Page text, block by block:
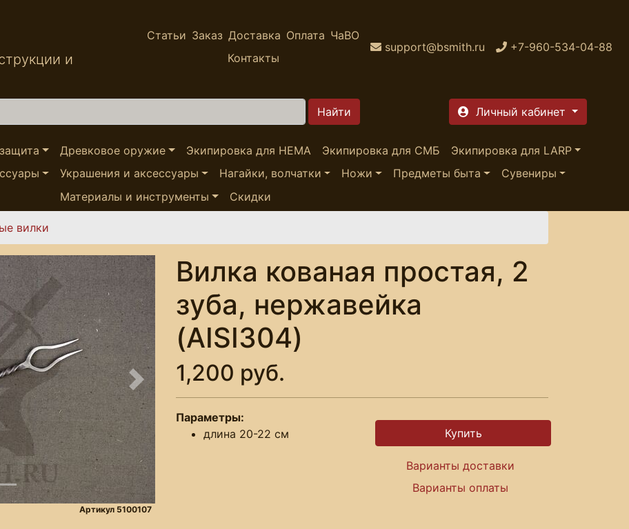
и
Статьи Заказ Доставка Оплата ЧаВО
Контакты
support@bsmith.ru +7-960-534-04-88
Личный кабинет
Древковое оружие Экипировка для HEMA Экипировка для СМБ
Экипировка для LARP
Украшения и аксессуары Нагайки, волчатки Ножи Предметы быта
Сувениры
Материалы и инструменты
Скидки
вилки
Следующее
Артикул 5100107
Вилка кованая простая, 2
зуба, нержавейка
(AISI304)
1,200 руб.
Параметры:
длина 20-22 см
Варианты доставки
Варианты оплаты